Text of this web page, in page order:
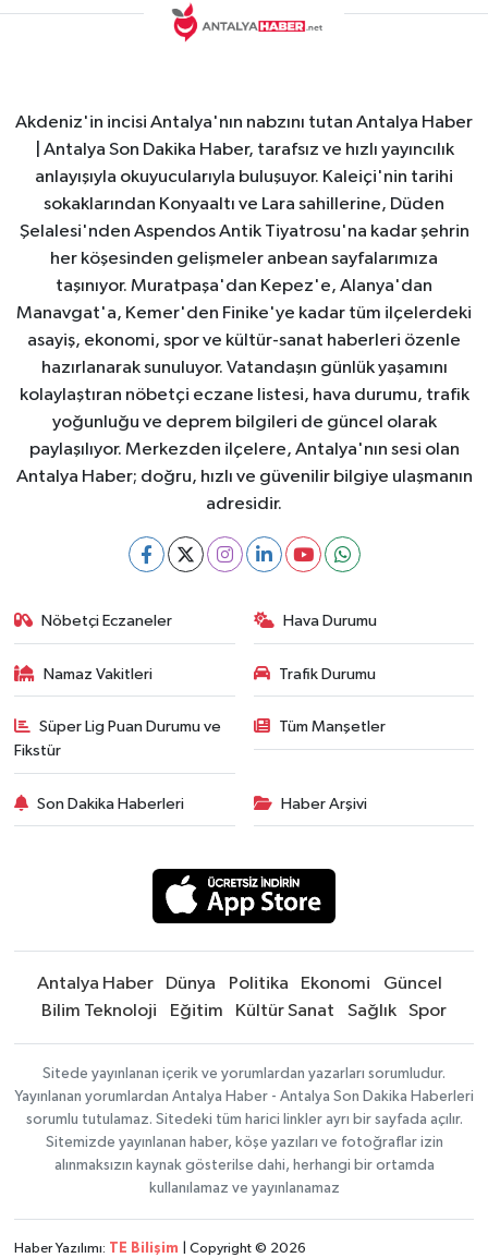
Akdeniz'in incisi Antalya'nın nabzını tutan Antalya Haber
| Antalya Son Dakika Haber, tarafsız ve hızlı yayıncılık
anlayışıyla okuyucularıyla buluşuyor. Kaleiçi'nin tarihi
sokaklarından Konyaaltı ve Lara sahillerine, Düden
Şelalesi'nden Aspendos Antik Tiyatrosu'na kadar şehrin
her köşesinden gelişmeler anbean sayfalarımıza
taşınıyor. Muratpaşa'dan Kepez'e, Alanya'dan
Manavgat'a, Kemer'den Finike'ye kadar tüm ilçelerdeki
asayiş, ekonomi, spor ve kültür-sanat haberleri özenle
hazırlanarak sunuluyor. Vatandaşın günlük yaşamını
kolaylaştıran nöbetçi eczane listesi, hava durumu, trafik
yoğunluğu ve deprem bilgileri de güncel olarak
paylaşılıyor. Merkezden ilçelere, Antalya'nın sesi olan
Antalya Haber; doğru, hızlı ve güvenilir bilgiye ulaşmanın
adresidir.
Nöbetçi Eczaneler Hava Durumu
Namaz Vakitleri Trafik Durumu
Süper Lig Puan Durumu ve
Fikstür
Tüm Manşetler
Son Dakika Haberleri Haber Arşivi
Antalya Haber Dünya Politika Ekonomi
Güncel
Bilim Teknoloji
Eğitim Kültür Sanat Sağlık Spor
Sitede yayınlanan içerik ve yorumlardan yazarları sorumludur.
Yayınlanan yorumlardan Antalya Haber - Antalya Son Dakika Haberleri
sorumlu tutulamaz. Sitedeki tüm harici linkler ayrı bir sayfada açılır.
Sitemizde yayınlanan haber, köşe yazıları ve fotoğraflar izin
alınmaksızın kaynak gösterilse dahi, herhangi bir ortamda
kullanılamaz ve yayınlanamaz
Haber Yazılımı: TE Bilişim | Copyright © 2026